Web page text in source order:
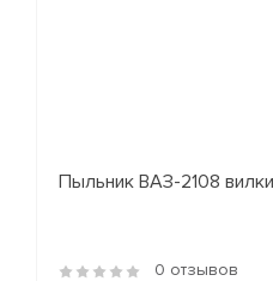
Пыльник ВАЗ-2108 вилки
0 отзывов